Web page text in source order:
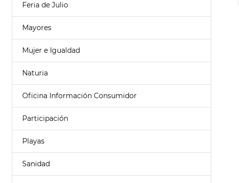
Feria de Julio
Mayores
Mujer e Igualdad
Naturia
Oficina Información Consumidor
Participación
Playas
Sanidad